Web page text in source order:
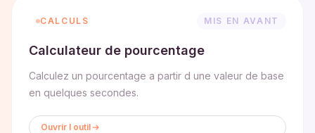
CALCULS MIS EN AVANT
Calculateur de pourcentage
Calculez un pourcentage a partir d une valeur de base
en quelques secondes.
Ouvrir l outil